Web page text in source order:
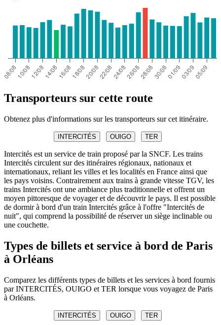
Transporteurs sur cette route
Obtenez plus d'informations sur les transporteurs sur cet itinéraire.
INTERCITÉS OUIGO TER
Intercités est un service de train proposé par la SNCF. Les trains
Intercités circulent sur des itinéraires régionaux, nationaux et
internationaux, reliant les villes et les localités en France ainsi que
les pays voisins. Contrairement aux trains à grande vitesse TGV, les
trains Intercités ont une ambiance plus traditionnelle et offrent un
moyen pittoresque de voyager et de découvrir le pays. Il est possible
de dormir à bord d'un train Intercités grâce à l'offre "Intercités de
nuit", qui comprend la possibilité de réserver un siège inclinable ou
une couchette.
Types de billets et service à bord de Paris
à Orléans
Comparez les différents types de billets et les services à bord fournis
par INTERCITÉS, OUIGO et TER lorsque vous voyagez de Paris
à Orléans.
INTERCITÉS OUIGO TER